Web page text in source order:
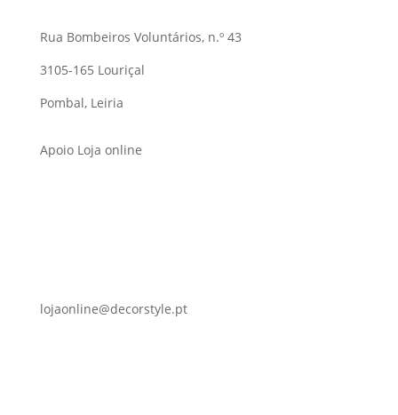
Rua Bombeiros Voluntários, n.º 43
3105-165 Louriçal
Pombal, Leiria
Apoio Loja online
lojaonline@decorstyle.pt